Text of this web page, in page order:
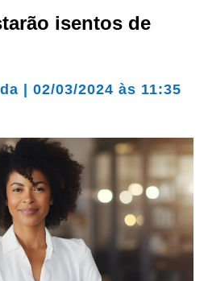
isentos de
02/03/2024 às 11:35